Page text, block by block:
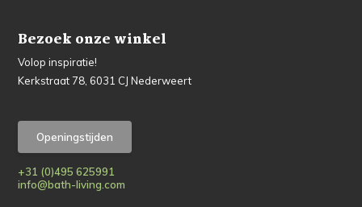
Bezoek onze winkel
Volop inspiratie!
Kerkstraat 78, 6031 CJ Nederweert
Openingstijden
+31 (0)495 625991
info@bath-living.com